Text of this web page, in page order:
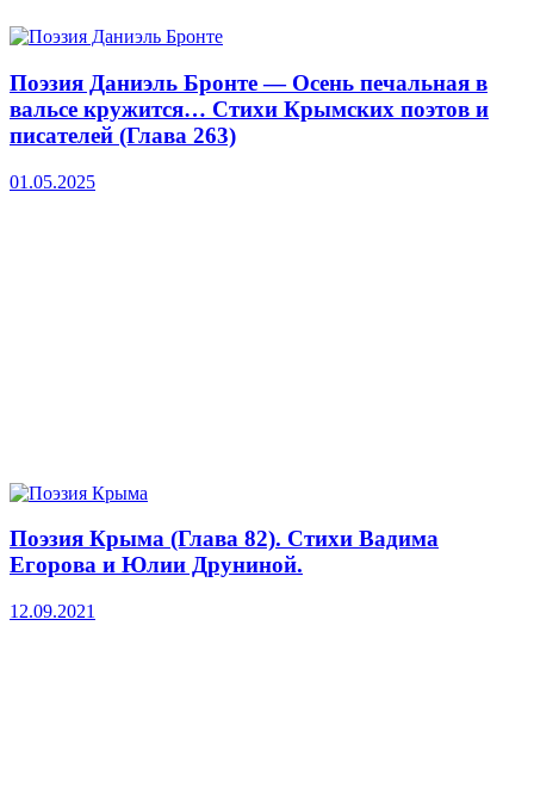
Поэзия Даниэль Бронте — Осень печальная в
вальсе кружится… Стихи Крымских поэтов и
писателей (Глава 263)
01.05.2025
Поэзия Крыма (Глава 82). Стихи Вадима
Егорова и Юлии Друниной.
12.09.2021